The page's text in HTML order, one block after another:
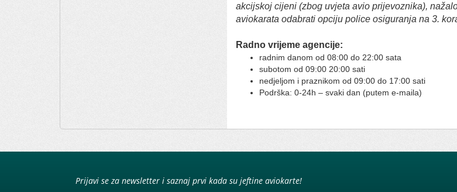
akcijskoj cijeni (zbog uvjeta avio prijevoznika),
aviokarata odabrati opciju police osiguranja na 3.
Radno vrijeme agencije:
radnim danom od 08:00 do 22:00 sata
subotom od 09:00 20:00 sati
nedjeljom i praznikom od 09:00 do 17:00 sati
Podrška: 0-24h – svaki dan (putem e-maila)
Prijavi se za newsletter i saznaj prvi kada su jeftine aviokarte!